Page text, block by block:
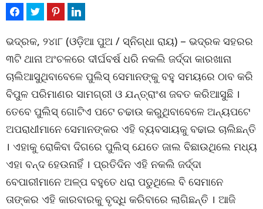
ଭଦ୍ରକ, ୨୪ା୮ (ଓଡ଼ିଆ ପୁଅ / ସ୍ନିଗ୍ଧା ରାୟ) – ଭଦ୍ରକ ସହରର
୩ଟି ଥାନା ଅଂଚଳରେ ଦୀର୍ଘବର୍ଷ ଧରି ନକଲି ଜର୍ଦ୍ଦା କାରଖାନା
ଚାଲିଆସୁଥିବାବେଳେ ପୁଲିସ୍ ସେମାନଙ୍କୁ ବହୁ ସମୟରେ ଠାବ କରି
ବିପୁଳ ପରିମାଣର ସାମଗ୍ରୀ ଓ ଯନ୍ତ୍ରାଂଶ ଜବତ କରିଆସୁଛି ।
ତେବେ ପୁଲିସ୍ ଗୋଟିଏ ପଟେ ଚଢାଉ କରୁଥିବାବେଳେ ଅନ୍ୟପଟେ
ଅପରାଧୀମାନେ ସେମାନଙ୍କର ଏହି ବ୍ୟବସାୟକୁ ବଢାଇ ଚାଲିଛନ୍ତି
। ଏହାକୁ ରୋକିବା ଦିଗରେ ପୁଲିସ୍ ଯେତେ ଜାଲ ବିଛାଉଥିଲେ ମଧ୍ୟ
ଏହା ବନ୍ଦ ହେଉନାହିଁ । ପ୍ରତିଦିନ ଏହି ନକଲି ଜର୍ଦ୍ଦା
ବେପାରୀମାନେ ଅଳ୍ପ ବହୁତେ ଧରା ପଡୁଥିଲେ ବି ସେମାନେ
ତାଙ୍କର ଏହି କାରବାରକୁ ବୃଦ୍ଧି କରିବାରେ ଲାଗିଛନ୍ତି । ଆଜି